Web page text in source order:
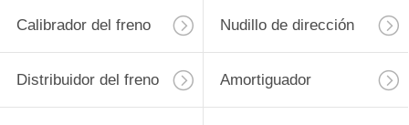
Calibrador del freno Nudillo de dirección
Distribuidor del freno Amortiguador